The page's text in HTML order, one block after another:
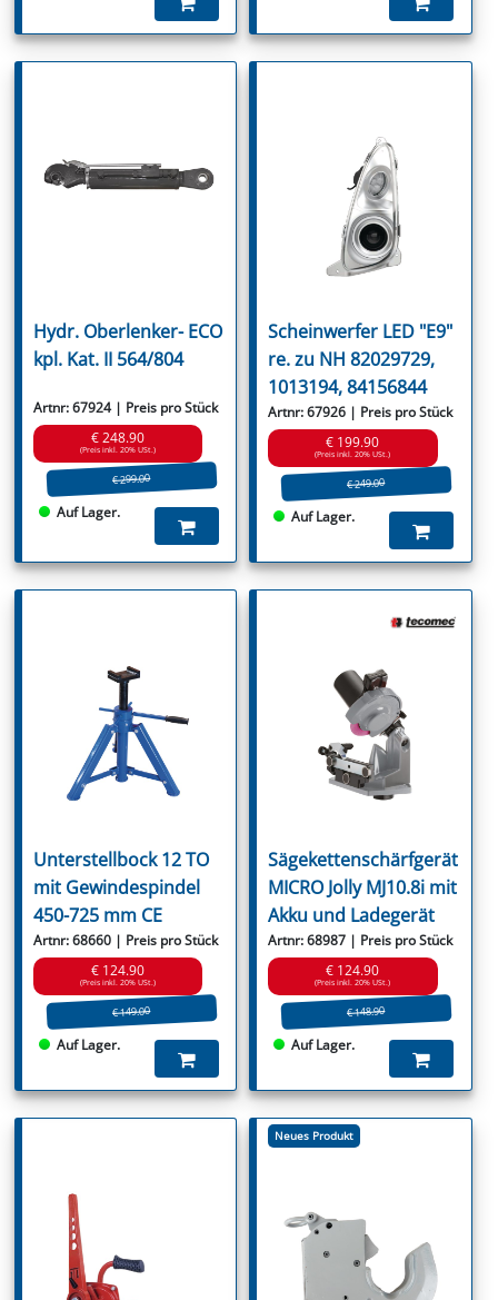
Hydr. Oberlenker- ECO
kpl. Kat. II 564/804
Artnr: 67924 | Preis pro Stück
€ 248.90
(Preis inkl. 20% USt.)
€ 299.00
Auf Lager.
Scheinwerfer LED "E9"
re. zu NH 82029729,
1013194, 84156844
Artnr: 67926 | Preis pro Stück
€ 199.90
(Preis inkl. 20% USt.)
€ 249.00
Auf Lager.
Unterstellbock 12 TO
mit Gewindespindel
450-725 mm CE
Artnr: 68660 | Preis pro Stück
€ 124.90
(Preis inkl. 20% USt.)
€ 149.00
Auf Lager.
Sägekettenschärfgerät
MICRO Jolly MJ10.8i mit
Akku und Ladegerät
Artnr: 68987 | Preis pro Stück
€ 124.90
(Preis inkl. 20% USt.)
€ 148.90
Auf Lager.
Neues Produkt